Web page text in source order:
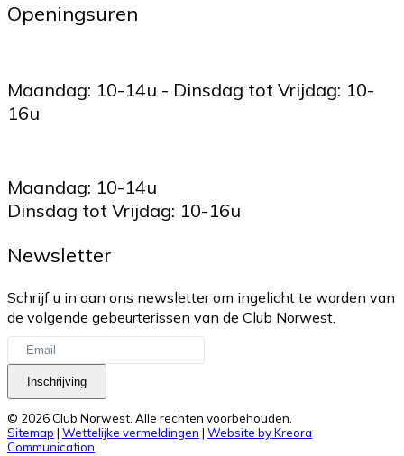
Openingsuren
Maandag: 10-14u - Dinsdag tot Vrijdag: 10-
16u
Maandag: 10-14u
Dinsdag tot Vrijdag: 10-16u
Newsletter
Schrijf u in aan ons newsletter om ingelicht te worden van
de volgende gebeurterissen van de Club Norwest.
Inschrijving
© 2026 Club Norwest. Alle rechten voorbehouden.
Sitemap | Wettelijke vermeldingen | Website by Kreora
Communication